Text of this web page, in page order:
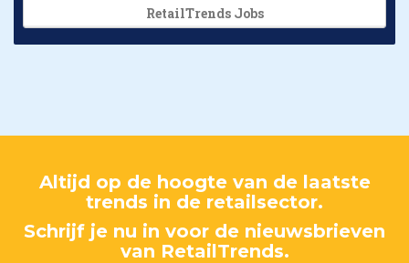
RetailTrends Jobs
Altijd op de hoogte van de laatste
trends in de retailsector.
Schrijf je nu in voor de nieuwsbrieven
van RetailTrends.